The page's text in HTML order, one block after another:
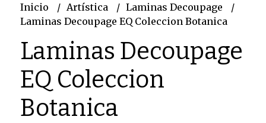
Inicio Artística
Laminas Decoupage
Laminas Decoupage EQ Coleccion Botanica
Laminas Decoupage
EQ Coleccion
Botanica